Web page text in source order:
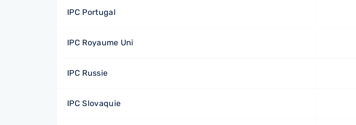
IPC Portugal
IPC Royaume Uni
IPC Russie
IPC Slovaquie